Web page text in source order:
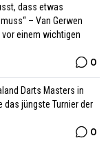
dass etwas
– Van Gerwen
einem wichtigen
0
Darts Masters in
das jüngste Turnier der
0